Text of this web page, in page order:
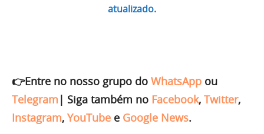
atualizado.
👉Entre no nosso grupo do WhatsApp ou
Telegram | Siga também no Facebook, Twitter,
Instagram, YouTube e Google News.